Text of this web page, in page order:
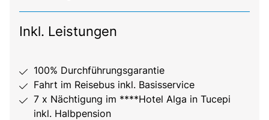
Inkl. Leistungen
100% Durchführungsgarantie
Fahrt im Reisebus inkl. Basisservice
7 x Nächtigung im ****Hotel Alga in Tucepi
inkl. Halbpension